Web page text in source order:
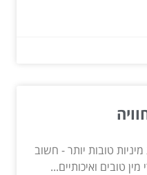
טובות יותר - חשוב
טובים ואיכותיים...